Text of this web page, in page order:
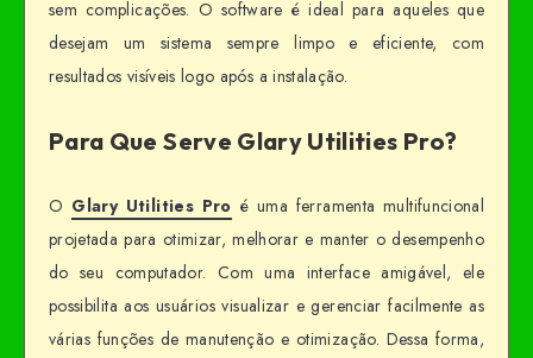
sem complicações. O software é ideal para aqueles que
desejam um sistema sempre limpo e eficiente, com
resultados visíveis logo após a instalação.
Para Que Serve Glary Utilities Pro?
O Glary Utilities Pro é uma ferramenta multifuncional
projetada para otimizar, melhorar e manter o desempenho
do seu computador. Com uma interface amigável, ele
possibilita aos usuários visualizar e gerenciar facilmente as
várias funções de manutenção e otimização. Dessa forma,